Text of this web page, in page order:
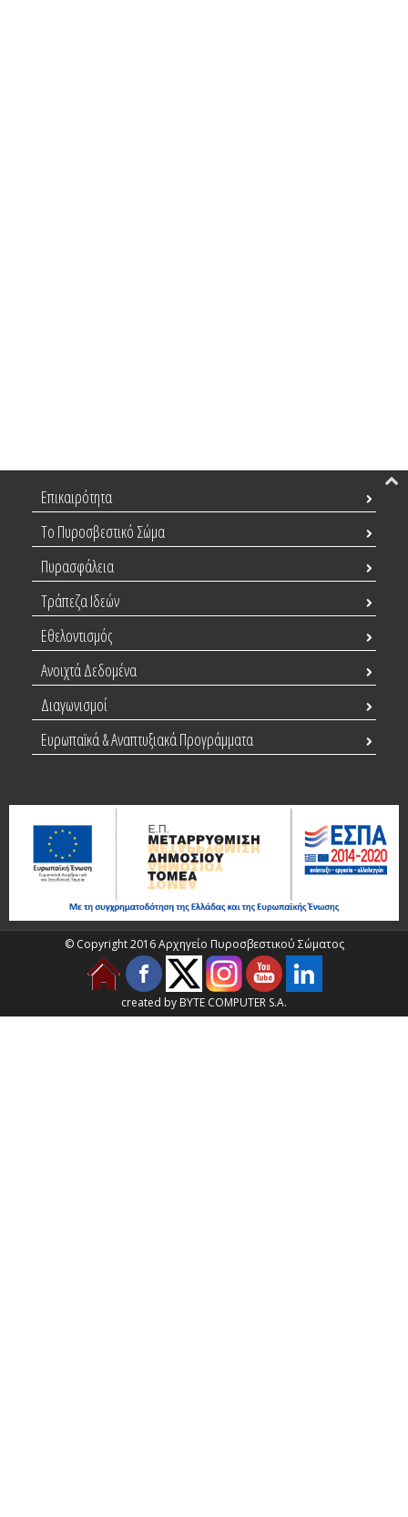
Επικαιρότητα
Το Πυροσβεστικό Σώμα
Πυρασφάλεια
Τράπεζα Ιδεών
Εθελοντισμός
Ανοιχτά Δεδομένα
Διαγωνισμοί
Ευρωπαϊκά & Αναπτυξιακά Προγράμματα
© Copyright 2016 Αρχηγείο Πυροσβεστικού Σώματος
created by BYTE COMPUTER S.A.